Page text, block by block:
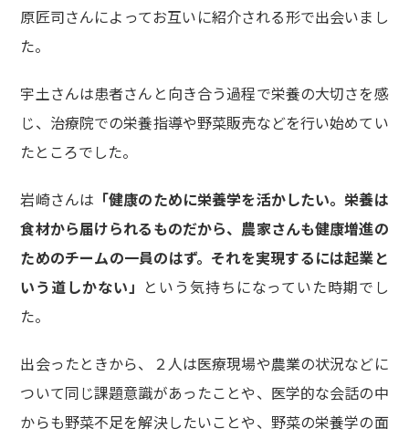
原匠司さんによってお互いに紹介される形で出会いまし
た。
宇土さんは患者さんと向き合う過程で栄養の大切さを感
じ、治療院での栄養指導や野菜販売などを行い始めてい
たところでした。
岩崎さんは 「健康のために栄養学を活かしたい。栄養は
食材から届けられるものだから、農家さんも健康増進の
ためのチームの一員のはず。それを実現するには起業と
いう道しかない」 という気持ちになっていた時期でし
た。
出会ったときから、２人は医療現場や農業の状況などに
ついて同じ課題意識があったことや、医学的な会話の中
からも野菜不足を解決したいことや、野菜の栄養学の面